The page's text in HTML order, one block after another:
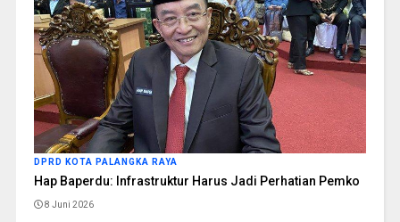
DPRD KOTA PALANGKA RAYA
Hap Baperdu: Infrastruktur Harus Jadi Perhatian Pemko
8 Juni 2026